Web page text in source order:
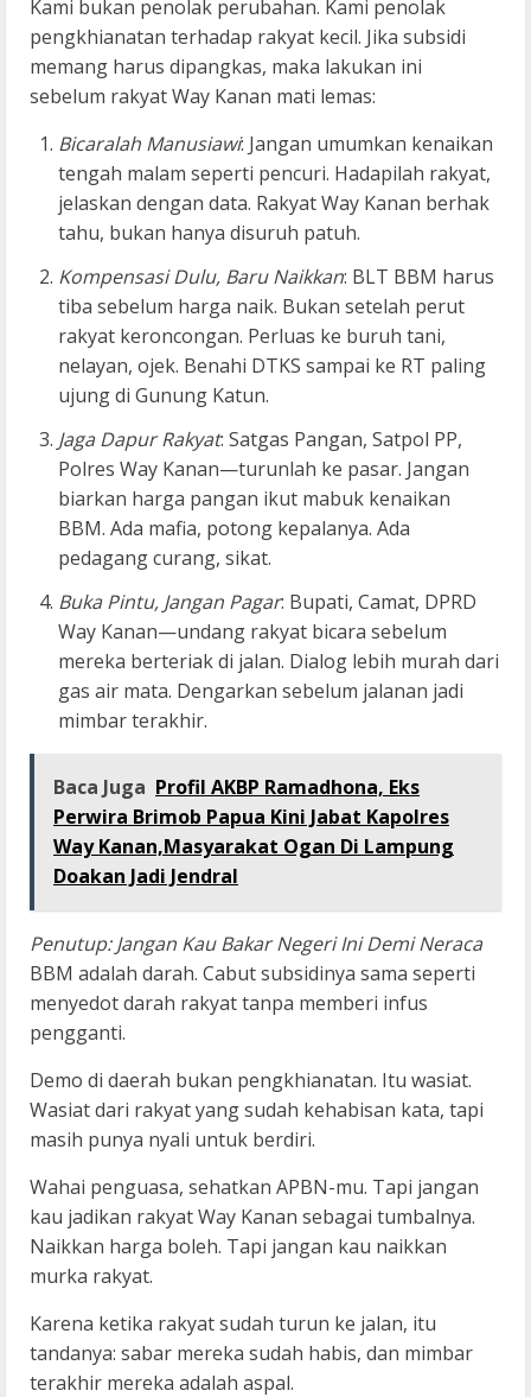
Kami bukan penolak perubahan. Kami penolak
pengkhianatan terhadap rakyat kecil. Jika subsidi
memang harus dipangkas, maka lakukan ini
sebelum rakyat Way Kanan mati lemas:
Bicaralah Manusiawi: Jangan umumkan kenaikan
tengah malam seperti pencuri. Hadapilah rakyat,
jelaskan dengan data. Rakyat Way Kanan berhak
tahu, bukan hanya disuruh patuh.
Kompensasi Dulu, Baru Naikkan: BLT BBM harus
tiba sebelum harga naik. Bukan setelah perut
rakyat keroncongan. Perluas ke buruh tani,
nelayan, ojek. Benahi DTKS sampai ke RT paling
ujung di Gunung Katun.
Jaga Dapur Rakyat: Satgas Pangan, Satpol PP,
Polres Way Kanan—turunlah ke pasar. Jangan
biarkan harga pangan ikut mabuk kenaikan
BBM. Ada mafia, potong kepalanya. Ada
pedagang curang, sikat.
Buka Pintu, Jangan Pagar: Bupati, Camat, DPRD
Way Kanan—undang rakyat bicara sebelum
mereka berteriak di jalan. Dialog lebih murah dari
gas air mata. Dengarkan sebelum jalanan jadi
mimbar terakhir.
Baca Juga Profil AKBP Ramadhona, Eks
Perwira Brimob Papua Kini Jabat Kapolres
Way Kanan,Masyarakat Ogan Di Lampung
Doakan Jadi Jendral
Penutup: Jangan Kau Bakar Negeri Ini Demi Neraca
BBM adalah darah. Cabut subsidinya sama seperti
menyedot darah rakyat tanpa memberi infus
pengganti.
Demo di daerah bukan pengkhianatan. Itu wasiat.
Wasiat dari rakyat yang sudah kehabisan kata, tapi
masih punya nyali untuk berdiri.
Wahai penguasa, sehatkan APBN-mu. Tapi jangan
kau jadikan rakyat Way Kanan sebagai tumbalnya.
Naikkan harga boleh. Tapi jangan kau naikkan
murka rakyat.
Karena ketika rakyat sudah turun ke jalan, itu
tandanya: sabar mereka sudah habis, dan mimbar
terakhir mereka adalah aspal.